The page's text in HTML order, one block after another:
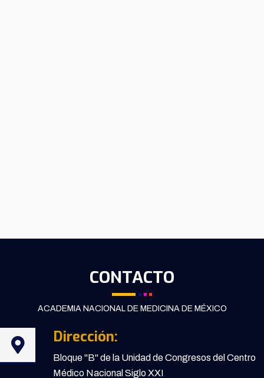
CONTACTO
ACADEMIA NACIONAL DE MEDICINA DE MÉXICO
Dirección:
Bloque "B" de la Unidad de Congresos del Centro
Médico Nacional Siglo XXI